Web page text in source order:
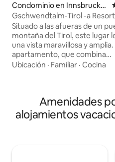
Condominio en Innsbruck-L
and
Gschwendtalm-Tirol -a
Take-Time
Situado a las afueras de un
montaña del Tirol, este lugar
una vista maravillosa y amplia.
apartamento, que combina
amorosamente tradición y
de montaña en verano e
embargo, incluso aquellos
simplemente "se queden y
Ubicación · Familiar · Cocina
Amenidades
alojamientos